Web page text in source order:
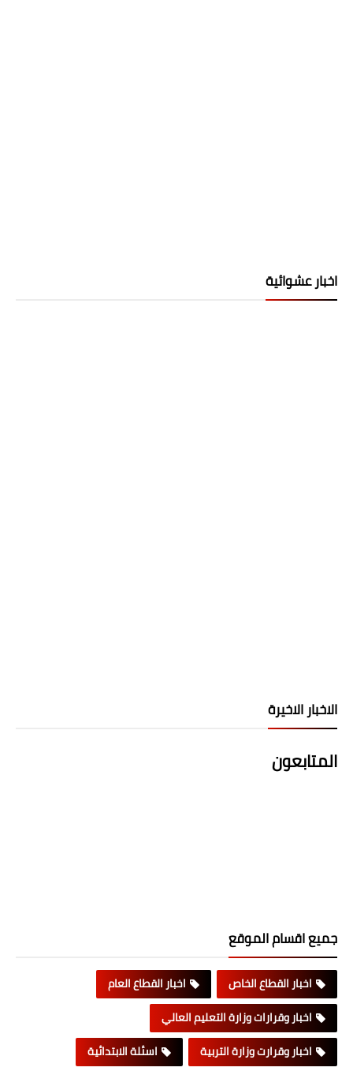
اخبار عشوائية
الاخبار الاخيرة
المتابعون
جميع اقسام الموقع
اخبار القطاع الخاص
اخبار القطاع العام
اخبار وقرارات وزارة التعليم العالي
اخبار وقرارت وزارة التربية
اسئلة الابتدائية